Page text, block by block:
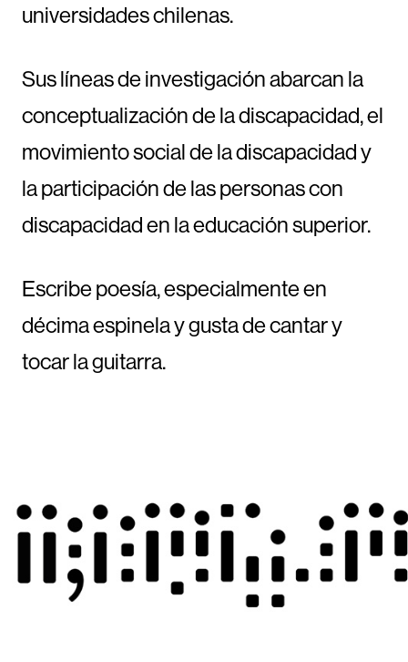
universidades chilenas.
Sus líneas de investigación abarcan la
conceptualización de la discapacidad, el
movimiento social de la discapacidad y
la participación de las personas con
discapacidad en la educación superior.
Escribe poesía, especialmente en
décima espinela y gusta de cantar y
tocar la guitarra.